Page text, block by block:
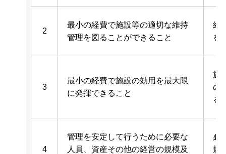
2
最小の経費で施設等の適切な維持
管理を図ることができること
経
を
3
最小の経費で施設の効用を最大限
に発揮できること
施
の
る
4
管理を安定して行うために必要な
人員、資産その他の経営の規模及
必
規